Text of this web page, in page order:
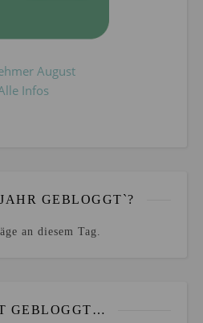
August
Infos
GEBLOGGT`?
an diesem Tag.
GEBLOGGT…